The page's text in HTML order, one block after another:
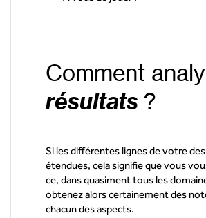
Comment
résultats ?
Si les différentes lignes de votre
étendues, cela signifie que vous
ce, dans quasiment tous les
obtenez alors certainement des
chacun des aspects.